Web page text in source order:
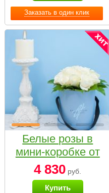
Заказать в один клик
Белые розы в
мини-коробке от
Bella Fiori
4 830 руб.
Купить